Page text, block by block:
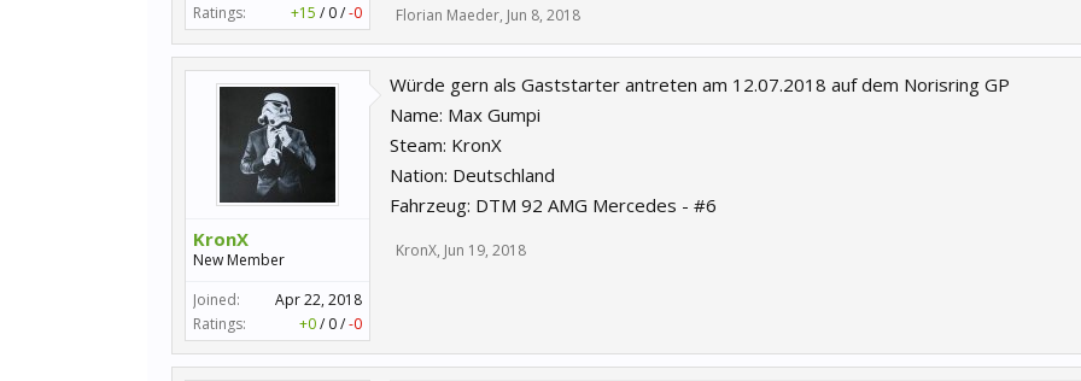
Ratings:
+15 / 0/-0 Florian Maeder, Jun 8, 2018
KronX
New Member
Joined:
Apr 22, 2018
Ratings:
+0/ 0/-0
Würde gern als Gaststarter antreten am 12.07.2018 auf dem Norisring GP
Name: Max Gumpi
Steam: KronX
Nation: Deutschland
Fahrzeug: DTM 92 AMG Mercedes - #6
KronX, Jun 19, 2018